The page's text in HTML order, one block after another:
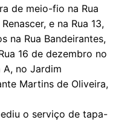
de meio-fio na Rua
e na Rua 13,
na Rua Bandeirantes,
16 de dezembro no
A, no Jardim
Martins de Oliveira,
o serviço de tapa-